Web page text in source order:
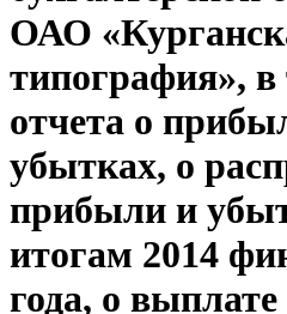
ОАО
типография», в
отчета о
убытках, о
прибыли и
итогам 2014
года, о